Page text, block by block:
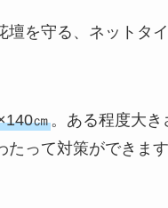
壇を守る、ネットタ
㎝。ある程度大き
たって対策ができます